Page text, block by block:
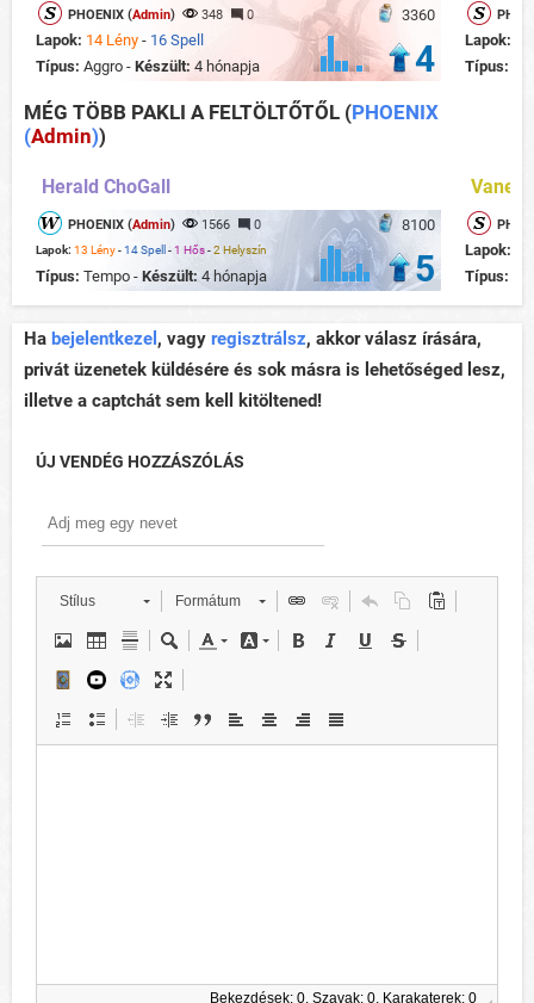
3360
PHOENIX (Admin) 348 0
Lapok: 14 Lény - 16 Spell
Típus: Aggro - Készült: 4 hónapja 4 Lapok:
Típus:
MÉG TÖBB PAKLI A FELTÖLTŐTŐL (PHOENIX
(Admin))
Herald ChoGall
8100
PHOENIX (Admin) 1566 0
Lapok: 13 Lény-14 Spell -1 Hős-2 Helyszín
Típus: Tempo - Készült: 4 hónapja 5 Lapok:
Típus:
Ha bejelentkezel , vagy regisztrálsz, akkor válasz írására,
privát üzenetek küldésére és sok másra is lehetőséged lesz,
illetve a captchát sem kell kitöltened!
ÚJ VENDÉG HOZZÁSZÓLÁS
Stílus Formátum
Bekezdések: 0, Szavak: 0, Karakaterek: 0